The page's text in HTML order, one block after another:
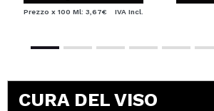
Prezzo x 100 Ml: 3,67€ IVA Incl.
CURA DEL VISO